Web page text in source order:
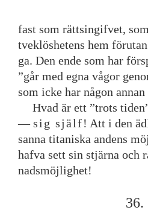
fast som rättsingifvet, som
tveklöshetens hem förutan
ga. Den ende som har
”går med egna vågor
som icke har någon annan
Hvad är ett ”trots tiden
— sig själf! Att i den
sanna titaniska andens
hafva sett sin stjärna och
nadsmöjlighet!
36.